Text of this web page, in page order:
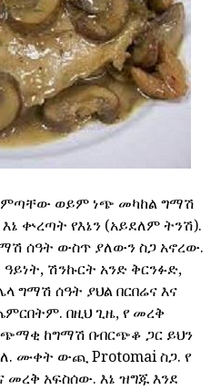
ወይም ነጭ መካከል ግማሽ
ቍረጣት የእኔን (አይደለም ትንሽ).
ሰዓት ውስጥ ያለውን ስጋ አኖረው.
ሽንኩርት አንድ ቅርንፉድ,
ግማሽ ሰዓት ያህል በርበሬና እና
በዚህ ጊዜ, የ መረቅ
ከግማሽ በብርጭቆ ጋር ይህን
ሙቀት ውጪ Protomai ስጋ. የ
መረቅ አፍስሰው. እኔ ዝግጁ እንደ